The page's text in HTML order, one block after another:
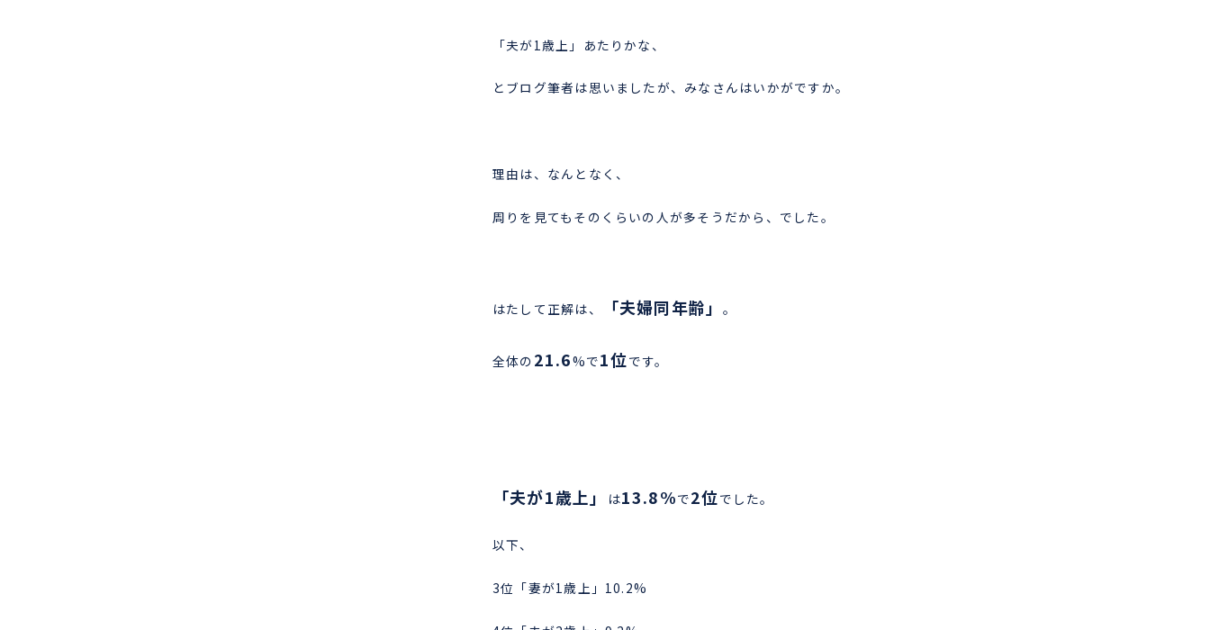
「夫が1歳上」あたりかな、
とブログ筆者は思いましたが、みなさんはいかがですか。
理由は、なんとなく、
周りを見てもそのくらいの人が多そうだから、でした。
はたして正解は、 「夫婦同年齢」。
全体の 21.6%で1位 です。
「夫が1歳上」 は13.8%で2位でした。
以下、
3位「妻が1歳上」10.2%